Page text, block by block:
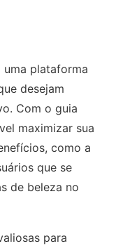
uma plataforma
desejam
Com o guia
maximizar sua
como a
que se
de beleza no
para